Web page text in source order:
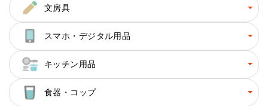
文房具
スマホ・デジタル用品
キッチン用品
食器・コップ